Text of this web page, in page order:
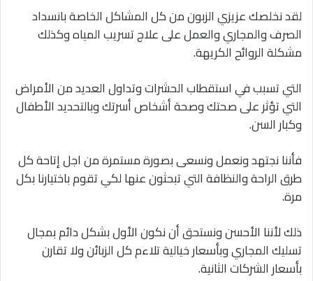
لقد نخلصك عزيزي الزبون من كل المشاكل الخاصة بانسداد
الصرف والمجاري والعمل على علاج تسريب المياه وكذلك
مشكلة الروائح الكريهة.
التي تسبب في استقطاب الحشرات وتداول العديد من الأمراض
التي تؤثر على صحتك وصحة أشخاص أسرتك وبالتحديد الأطفال
وكبار السن.
فأننا نجتهد ونعمل ونسعى بصورة مستمرة من اجل إتاحة كل
طرق الراحة والنظافة التي تبحثون عنها لكي تقوم باختيارنا بكل
مرة.
ذلك لأننا الأحسن ونستحق أن نكون الأول بشكل دائم بمجال
تسليك المجاري وبأسعار خيالية تلاءم كل الزبائن ولا تقارن
بأسعار الشركات الثانية.